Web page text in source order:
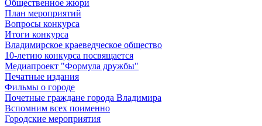
Общественное жюри
План мероприятий
Вопросы конкурса
Итоги конкурса
Владимирское краеведческое общество
10-летию конкурса посвящается
Медиапроект "Формула дружбы"
Печатные издания
Фильмы о городе
Почетные граждане города Владимира
Вспомним всех поименно
Городские мероприятия